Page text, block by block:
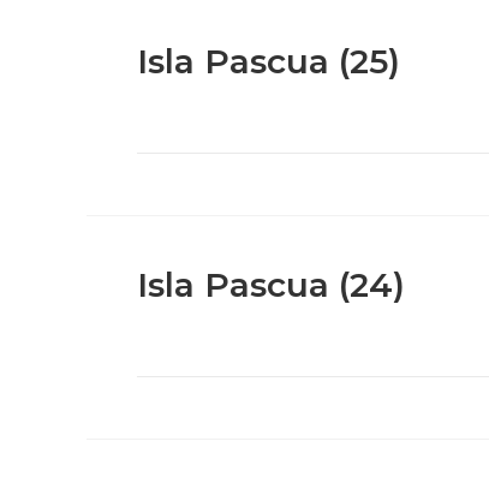
Isla Pascua (25)
Isla Pascua (24)